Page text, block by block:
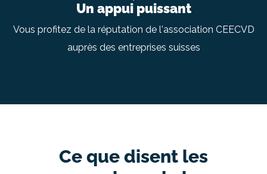
Un appui puissant
Vous profitez de la réputation de l'association CEECVD
auprès des entreprises suisses
Ce que disent les